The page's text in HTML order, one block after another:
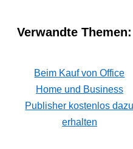
Verwandte Themen:
Beim Kauf von Office
Home und Business
Publisher kostenlos dazu
erhalten